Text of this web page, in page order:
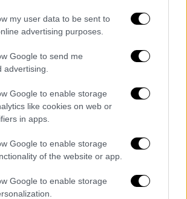
my user data to be sent to
advertising purposes.
Google to send me
advertising.
Google to enable storage
like cookies on web or
in apps.
Google to enable storage
of the website or app.
Google to enable storage
δελτίο ειδήσεων
07/08/2026